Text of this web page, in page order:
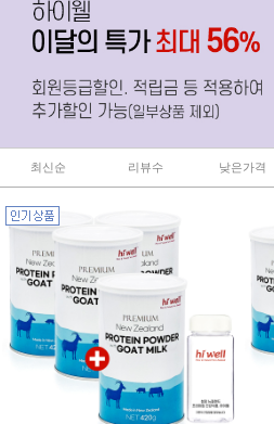
최신순 리뷰수 낮은가격